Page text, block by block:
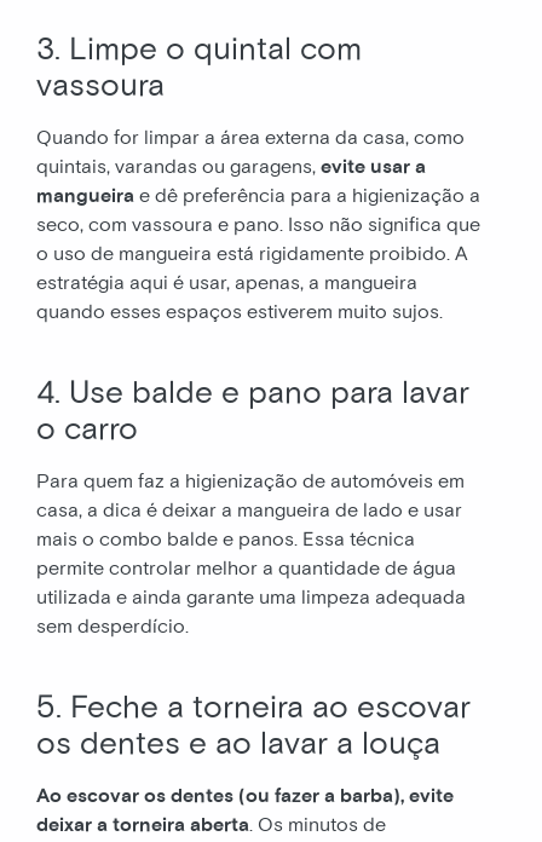
3. Limpe o quintal com
vassoura
Quando for limpar a área externa da casa, como
quintais, varandas ou garagens, evite usar a
mangueira e dê preferência para a higienização a
seco, com vassoura e pano. Isso não significa que
o uso de mangueira está rigidamente proibido. A
estratégia aqui é usar, apenas, a mangueira
quando esses espaços estiverem muito sujos.
4. Use balde e pano para lavar
o carro
Para quem faz a higienização de automóveis em
casa, a dica é deixar a mangueira de lado e usar
mais o combo balde e panos. Essa técnica
permite controlar melhor a quantidade de água
utilizada e ainda garante uma limpeza adequada
sem desperdício.
5. Feche a torneira ao escovar
os dentes e ao lavar a louça
Ao escovar os dentes (ou fazer a barba), evite
deixar a torneira aberta. Os minutos de